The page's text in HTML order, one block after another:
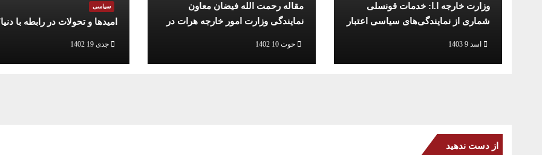
وزارت خارجه ا.ا: خدمات قونسلی
شماری از نمایندگی‌های سیاسی اعتبار
اسد 9 1403
مقاله رحمت الله فیضان معاون
نمایندگی وزارت امور خارجه هرات در
حوت 10 1402
سیاسی
امیدها و تحولات در رابطه با
جدی 19 1402
از دست ندهید